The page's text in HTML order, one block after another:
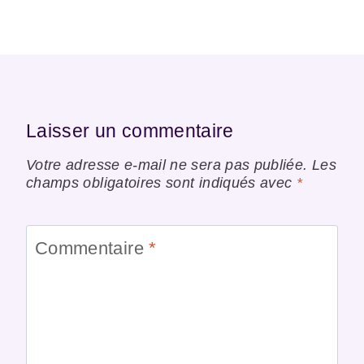
Laisser un commentaire
Votre adresse e-mail ne sera pas publiée. Les
champs obligatoires sont indiqués avec *
Commentaire*